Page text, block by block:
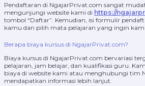
Pendaftaran di NgajarPrivat.com sangat
mengunjungi website kami di https://
tombol “Daftar”. Kemudian, isi formulir
kamu dan pilih mata pelajaran yang ingin
Berapa biaya kursus di NgajarPrivat.com?
Biaya kursus di NgajarPrivat.com bervariasi
pelajaran, jam belajar, dan kualifikasi guru.
biaya di website kami atau menghubungi tim
mendapatkan informasi lebih lanjut.